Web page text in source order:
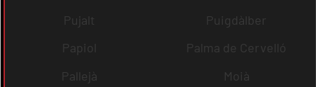
Pujalt
Puigdàlber
Papiol
Palma de Cervelló
Pallejà
Moià